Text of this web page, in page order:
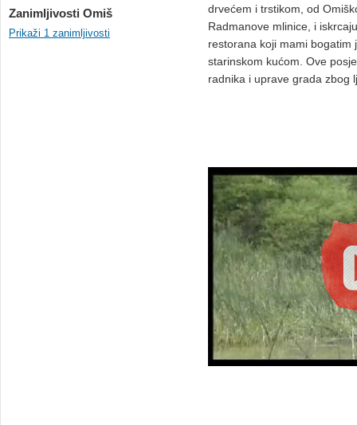
Zanimljivosti Omiš
Prikaži 1 zanimljivosti
drvećem i trstikom, od
Radmanove mlinice, i
restorana koji mami bogatim
starinskom kućom. Ove
radnika i uprave grada zbog